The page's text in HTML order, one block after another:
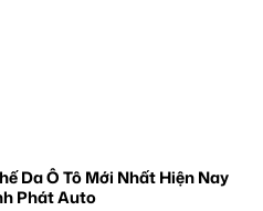
Da Ô Tô Mới Nhất Hiện Nay
Phát Auto